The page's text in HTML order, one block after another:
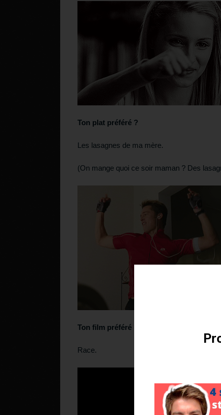
Ton plat préféré ?
Les lasagnes de ma mère.
(On mange quoi ce soir maman ? Des
Ton film préféré ?
Race.